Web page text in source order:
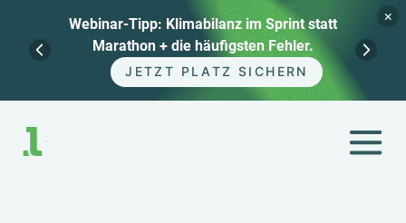
Webinar-Tipp: Klimabilanz im Sprint statt
Marathon + die häufigsten Fehler.
JETZT PLATZ SICHERN
×
Inhalt
springen